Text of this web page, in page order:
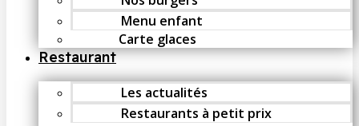
Menu enfant
Carte glaces
Restaurant
Les actualités
Restaurants à petit prix